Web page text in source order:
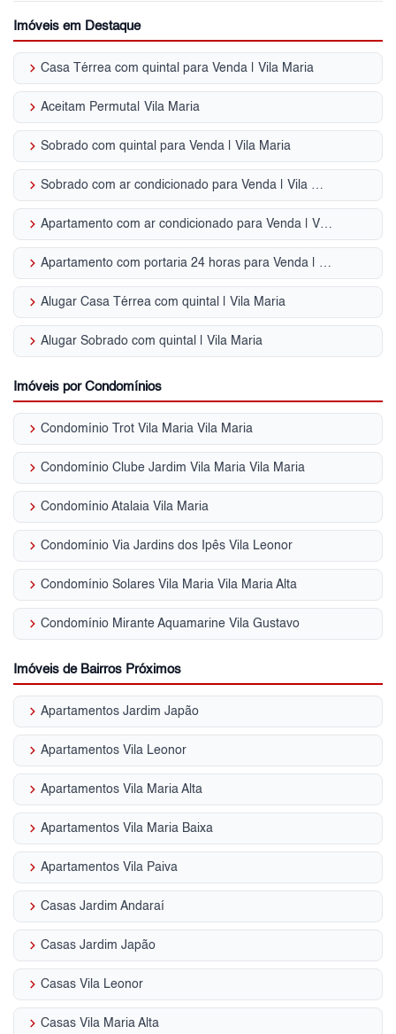
Imóveis em Destaque
keyboard_arrow_right Casa Térrea com quintal para Venda | Vila Maria
keyboard_arrow_right Aceitam Permuta| Vila Maria
keyboard_arrow_right Sobrado com quintal para Venda | Vila Maria
keyboard_arrow_right Sobrado com ar condicionado para Venda | Vila Maria
keyboard_arrow_right Apartamento com ar condicionado para Venda | Vila Maria
keyboard_arrow_right Apartamento com portaria 24 horas para Venda | Vila Maria
keyboard_arrow_right Alugar Casa Térrea com quintal | Vila Maria
keyboard_arrow_right Alugar Sobrado com quintal | Vila Maria
Imóveis por Condomínios
keyboard_arrow_right Condomínio Trot Vila Maria Vila Maria
keyboard_arrow_right Condomínio Clube Jardim Vila Maria Vila Maria
keyboard_arrow_right Condomínio Atalaia Vila Maria
keyboard_arrow_right Condomínio Via Jardins dos Ipês Vila Leonor
keyboard_arrow_right Condomínio Solares Vila Maria Vila Maria Alta
keyboard_arrow_right Condomínio Mirante Aquamarine Vila Gustavo
Imóveis de Bairros Próximos
keyboard_arrow_right Apartamentos Jardim Japão
keyboard_arrow_right Apartamentos Vila Leonor
keyboard_arrow_right Apartamentos Vila Maria Alta
keyboard_arrow_right Apartamentos Vila Maria Baixa
keyboard_arrow_right Apartamentos Vila Paiva
keyboard_arrow_right Casas Jardim Andaraí
keyboard_arrow_right Casas Jardim Japão
keyboard_arrow_right Casas Vila Leonor
keyboard_arrow_right Casas Vila Maria Alta